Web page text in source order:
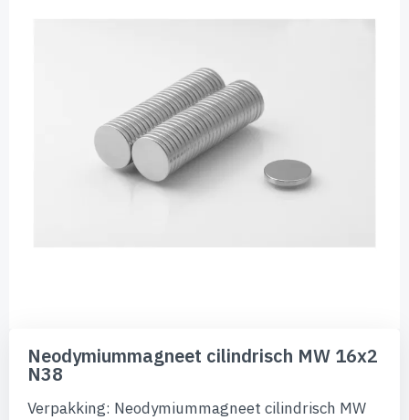
naar
begin
Neodymiummagneet cilindrisch MW 16x2
N38
Verpakking: Neodymiummagneet cilindrisch MW